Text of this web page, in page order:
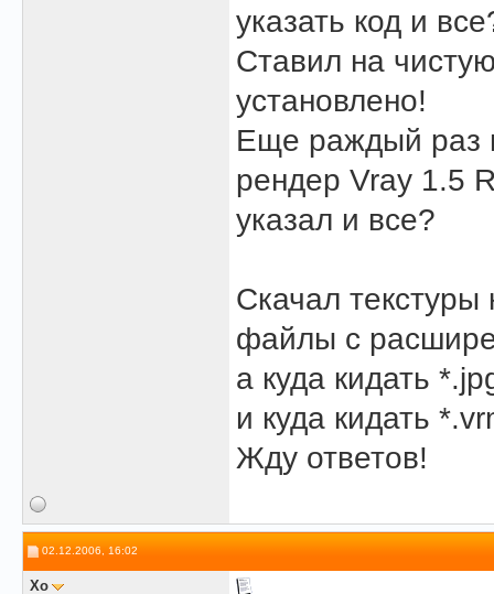
указать код и
Ставил на
установлено!
Еще раждый раз
рендер Vray 1.5
указал и все?
Скачал текстуры
файлы с
а куда кидать
и куда кидать
Жду ответов!
02.12.2006, 16:02
Xo